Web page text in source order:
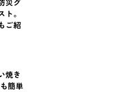
災グ
。
ご紹
焼き
簡単